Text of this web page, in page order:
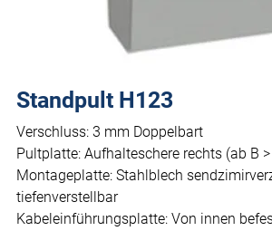
Standpult H123
Verschluss: 3 mm Doppelbart
Pultplatte: Aufhalteschere rechts (ab B
Montageplatte: Stahlblech
tiefenverstellbar
Kabeleinführungsplatte: Von innen